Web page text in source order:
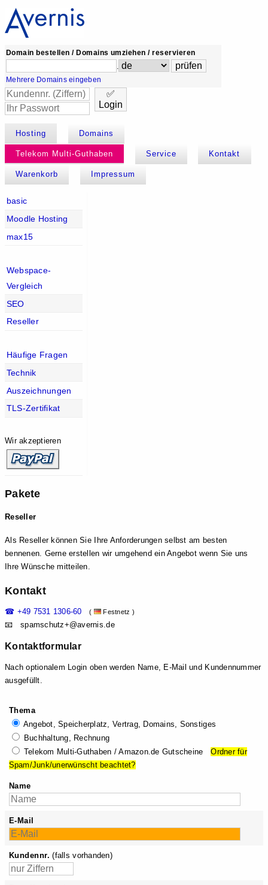
Domain bestellen / Domains umziehen / reservieren
.
Mehrere Domains eingeben
✅
Login
Hosting Domains
Telekom Multi-Guthaben Service Kontakt
Warenkorb Impressum
basic
Moodle Hosting
max15
Webspace-
Vergleich
SEO
Reseller
Häufige Fragen
Technik
Auszeichnungen
TLS-Zertifikat
Wir akzeptieren
Pakete
Reseller
Als Reseller können Sie Ihre Anforderungen selbst am besten
bennenen. Gerne erstellen wir umgehend ein Angebot wenn Sie uns
Ihre Wünsche mitteilen.
Kontakt
☎ +49 7531 1306-60 ( Festnetz )
📧 spamschutz+@avernis.de
Kontaktformular
Nach optionalem Login oben werden Name, E-Mail und Kundennummer
ausgefüllt.
Thema
Angebot, Speicherplatz, Vertrag, Domains, Sonstiges
Buchhaltung, Rechnung
Telekom Multi-Guthaben / Amazon.de Gutscheine
Ordner für
Spam/Junk/unerwünscht beachtet?
Name
E-Mail
Kundennr. (falls vorhanden)